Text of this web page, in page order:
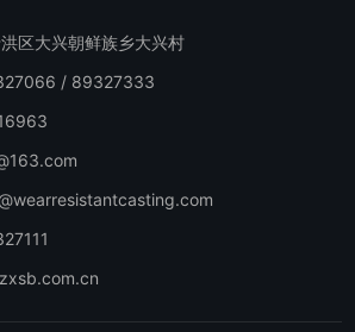
区大兴朝鲜族乡大兴村
/ 89327333